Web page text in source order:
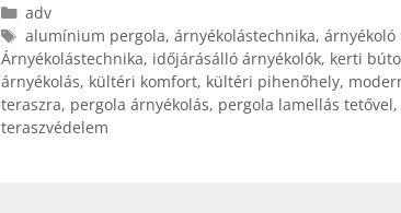
Kategória
adv
Címkék
alumínium pergola, árnyékolástechnika, árnyékoló
Árnyékolástechnika, időjárásálló árnyékolók, kerti
árnyékolás, kültéri komfort, kültéri pihenőhely,
teraszra, pergola árnyékolás, pergola lamellás tetővel,
teraszvédelem